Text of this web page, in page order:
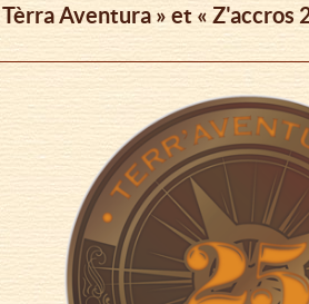
Aventura » et «